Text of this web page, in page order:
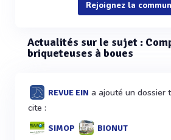
Rejoignez la
Actualités sur le sujet :
briqueteuses à boues
REVUE EIN a ajouté un dossier
cite :
SIMOP BIONUT